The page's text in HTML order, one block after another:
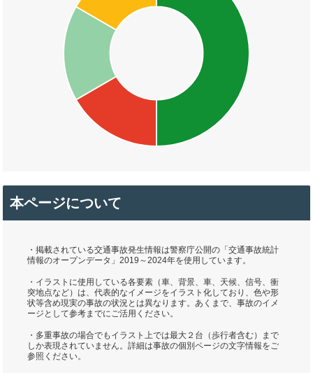
本ページについて
・掲載されている交通事故発生情報は警察庁公開の「交通事故統計
情報のオープンデータ」2019～2024年を使用しています。
・イラストに使用している各要素（車、背景、車、天候、信号、衝
突地点など）は、代表的なイメージをイラスト化しており、色や形
状等含め現実の事故の状況とは異なります。あくまで、事故のイメ
ージとして参考までにご活用ください。
・多重事故の場合でもイラスト上では最大２台（歩行者含む）まで
しか表現されていません。詳細は事故の個別ページの文字情報をご
参照ください。